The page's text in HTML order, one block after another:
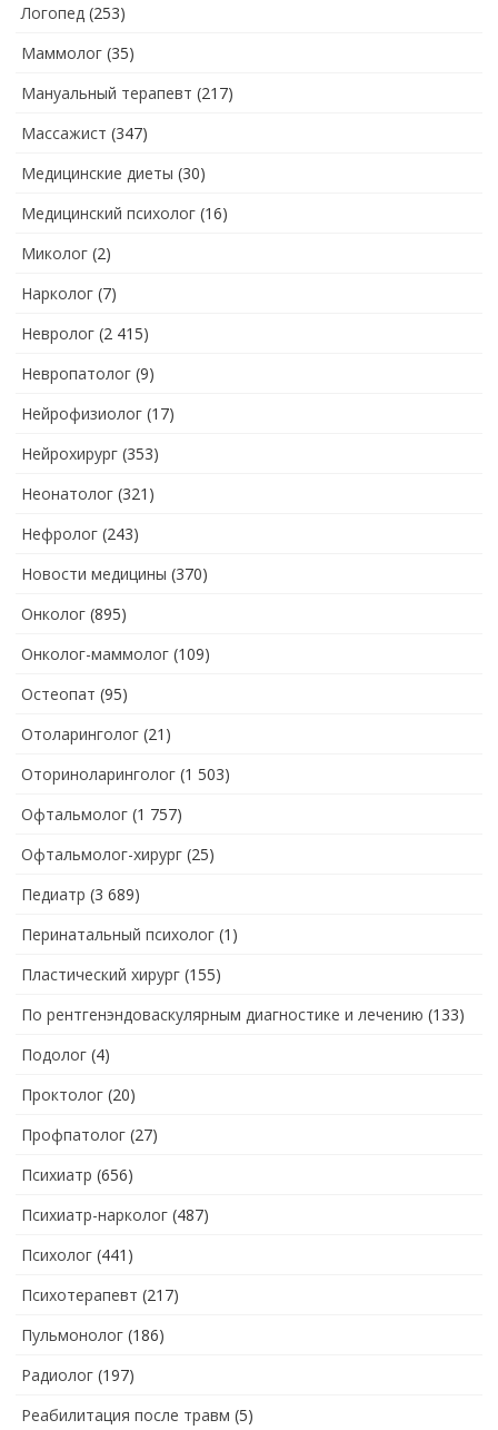
Логопед (253)
Маммолог (35)
Мануальный терапевт (217)
Массажист (347)
Медицинские диеты (30)
Медицинский психолог (16)
Миколог (2)
Нарколог (7)
Невролог (2 415)
Невропатолог (9)
Нейрофизиолог (17)
Нейрохирург (353)
Неонатолог (321)
Нефролог (243)
Новости медицины (370)
Онколог (895)
Онколог-маммолог (109)
Остеопат (95)
Отоларинголог (21)
Оториноларинголог (1 503)
Офтальмолог (1 757)
Офтальмолог-хирург (25)
Педиатр (3 689)
Перинатальный психолог (1)
Пластический хирург (155)
По рентгенэндоваскулярным диагностике и лечению (133)
Подолог (4)
Проктолог (20)
Профпатолог (27)
Психиатр (656)
Психиатр-нарколог (487)
Психолог (441)
Психотерапевт (217)
Пульмонолог (186)
Радиолог (197)
Реабилитация после травм (5)